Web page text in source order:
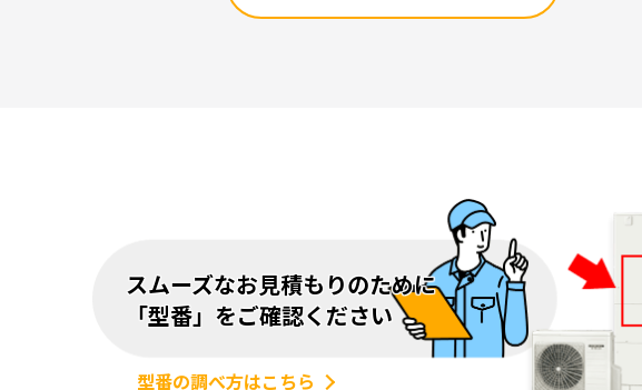
スムーズなお見積もりのために
「型番」をご確認ください
型番の調べ方はこちら